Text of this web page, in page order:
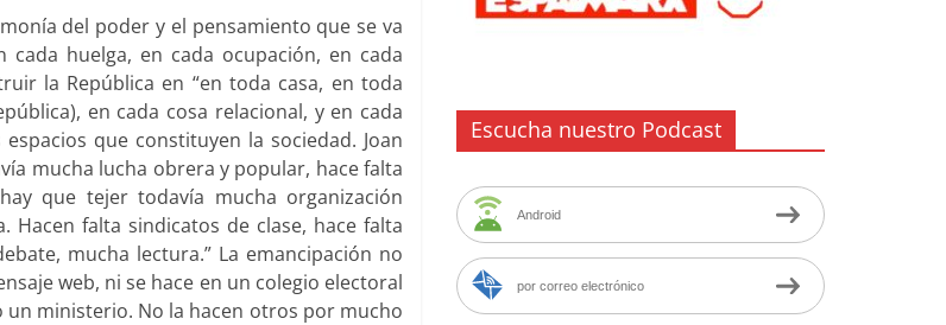
del poder y el pensamiento que se va
huelga, en cada ocupación, en cada
la República en “en toda casa, en toda
en cada cosa relacional, y en cada
que constituyen la sociedad. Joan
mucha lucha obrera y popular, hace falta
que tejer todavía mucha organización
Hacen falta sindicatos de clase, hace falta
mucha lectura.” La emancipación no
web, ni se hace en un colegio electoral
ministerio. No la hacen otros por mucho
Escucha nuestro Podcast
Android
por correo electrónico